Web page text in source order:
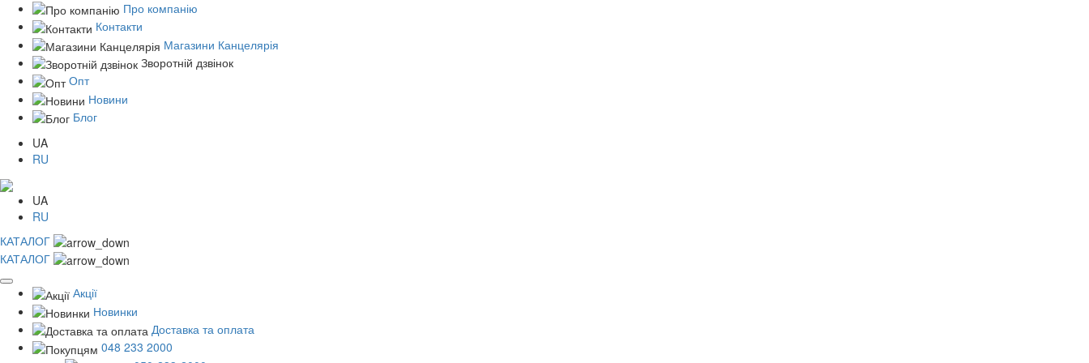
Про компанію
Контакти
Магазини Канцелярія
Зворотній дзвінок
Опт
Новини
Блог
UA
RU
UA
RU
КАТАЛОГ
КАТАЛОГ
Акції
Новинки
Доставка та оплата
048 233 2000